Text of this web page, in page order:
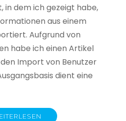
dem ich gezeigt habe,
aus einem
Aufgrund von
habe ich einen Artikel
Import von Benutzer
dient eine